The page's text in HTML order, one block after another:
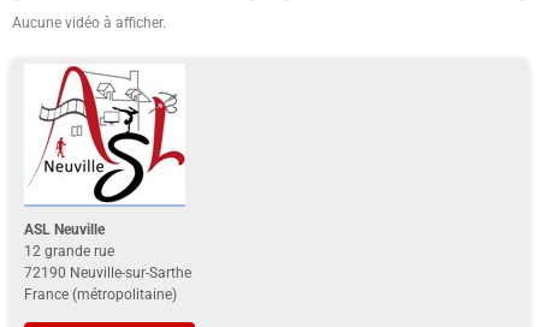
Aucune vidéo à afficher.
ASL Neuville
12 grande rue
72190 Neuville-sur-Sarthe
France (métropolitaine)